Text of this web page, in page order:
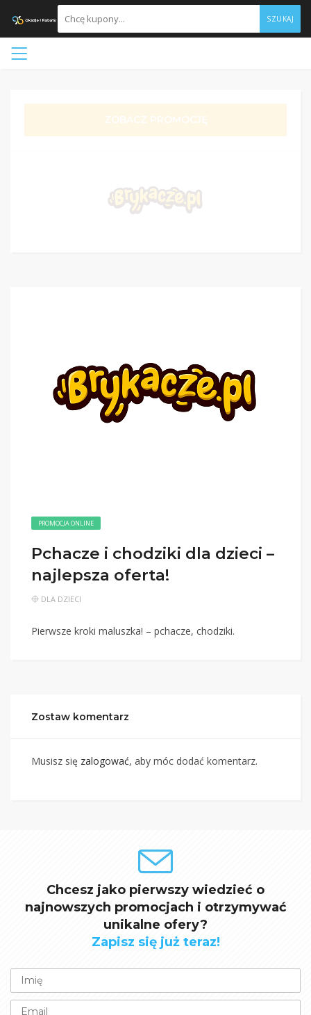
SZUKAJ
ZOBACZ PROMOCJĘ
PROMOCJA ONLINE
Pchacze i chodziki dla dzieci –
najlepsza oferta!
DLA DZIECI
Pierwsze kroki maluszka! – pchacze, chodziki.
Zostaw komentarz
Musisz się zalogować, aby móc dodać komentarz.
Chcesz jako pierwszy wiedzieć o
najnowszych promocjach i otrzymywać
unikalne ofery?
Zapisz się już teraz!